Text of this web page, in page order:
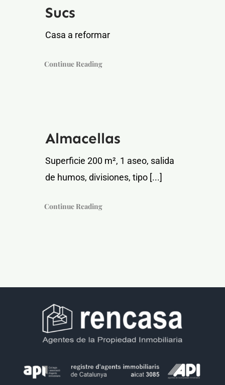
Sucs
Casa a reformar
Continue Reading
Almacellas
Superficie 200 m², 1 aseo, salida
de humos, divisiones, tipo [...]
Continue Reading